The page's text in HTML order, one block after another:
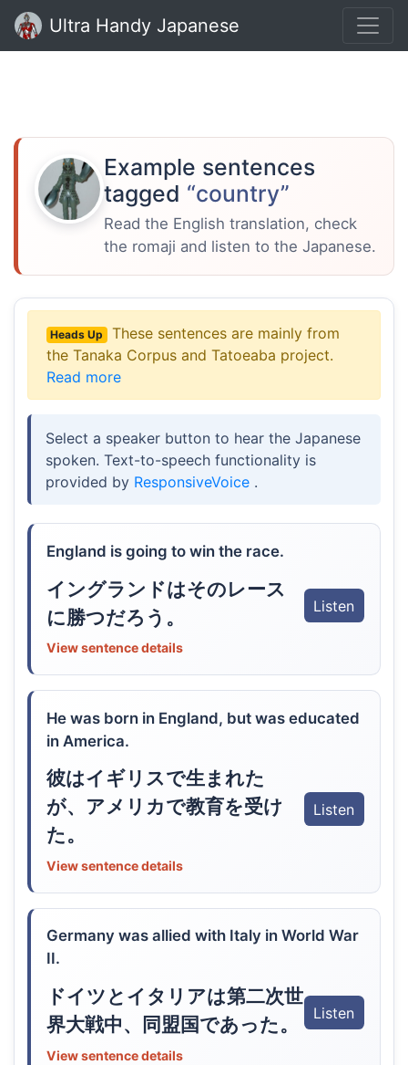
Ultra Handy Japanese
Example sentences
tagged “country”
Read the English translation, check
the romaji and listen to the Japanese.
Heads Up
These sentences are mainly from
the Tanaka Corpus and Tatoeaba project.
Read more
Select a speaker button to hear the Japanese
spoken. Text-to-speech functionality is
provided by ResponsiveVoice .
England is going to win the race.
イングランドはそのレース
に勝つだろう。
Listen
View sentence details
He was born in England, but was educated
in America.
彼はイギリスで生まれた
が、アメリカで教育を受け
た。
Listen
View sentence details
Germany was allied with Italy in World War
II.
ドイツとイタリアは第二次世
界大戦中、同盟国であった。
Listen
View sentence details